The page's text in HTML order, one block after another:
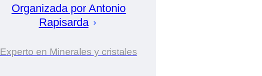
Organizada por Antonio
Rapisarda
Experto en Minerales y cristales